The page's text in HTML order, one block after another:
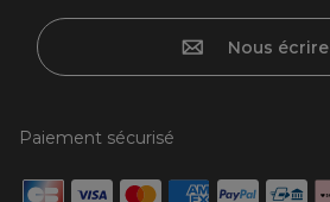
Nous écrire
Paiement sécurisé